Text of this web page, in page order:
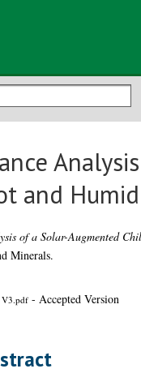
and
of a Solar-Augmented
Minerals.
V3.pdf- Accepted Version